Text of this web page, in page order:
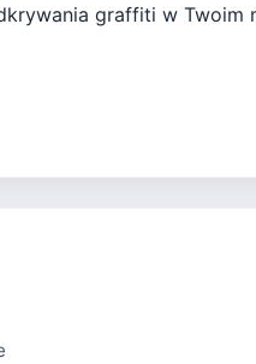
graffiti w Twoim